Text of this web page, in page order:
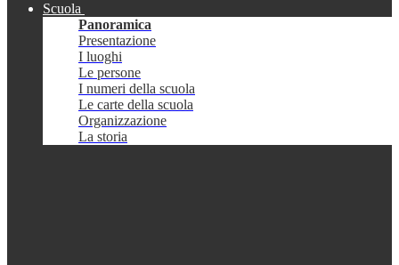
Scuola
Panoramica
Presentazione
I luoghi
Le persone
I numeri della scuola
Le carte della scuola
Organizzazione
La storia